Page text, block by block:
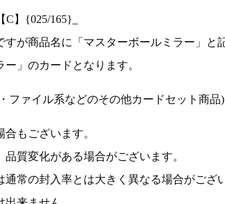
】{025/165}_
が商品名に「マスターボールミラー」と
」のカードとなります。
ファイル系などのその他カードセット商品)
もございます。
質変化がある場合がございます。
常の封入率とは大きく異なる場合がござ